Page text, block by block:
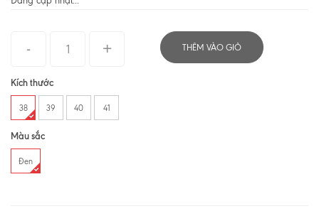
Kích thước
38 39 40 41
Màu sắc
Đen
THÊM VÀO GIỎ